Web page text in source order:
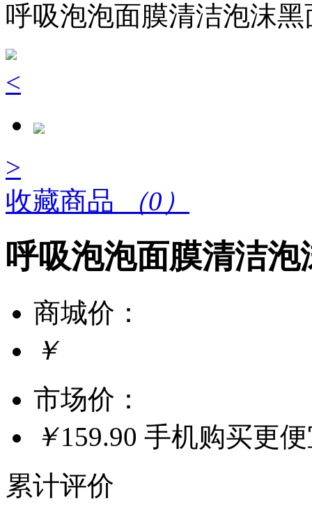
呼吸泡泡面膜清洁泡沫黑
<
>
收藏商品
（0）
呼吸泡泡面膜清洁泡
商城价：
￥
市场价：
￥159.90 手机购买更
累计评价